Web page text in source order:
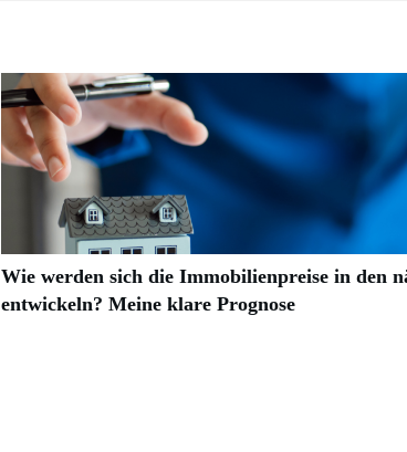
Wie werden sich die Immobilienpreise in den
entwickeln? Meine klare Prognose